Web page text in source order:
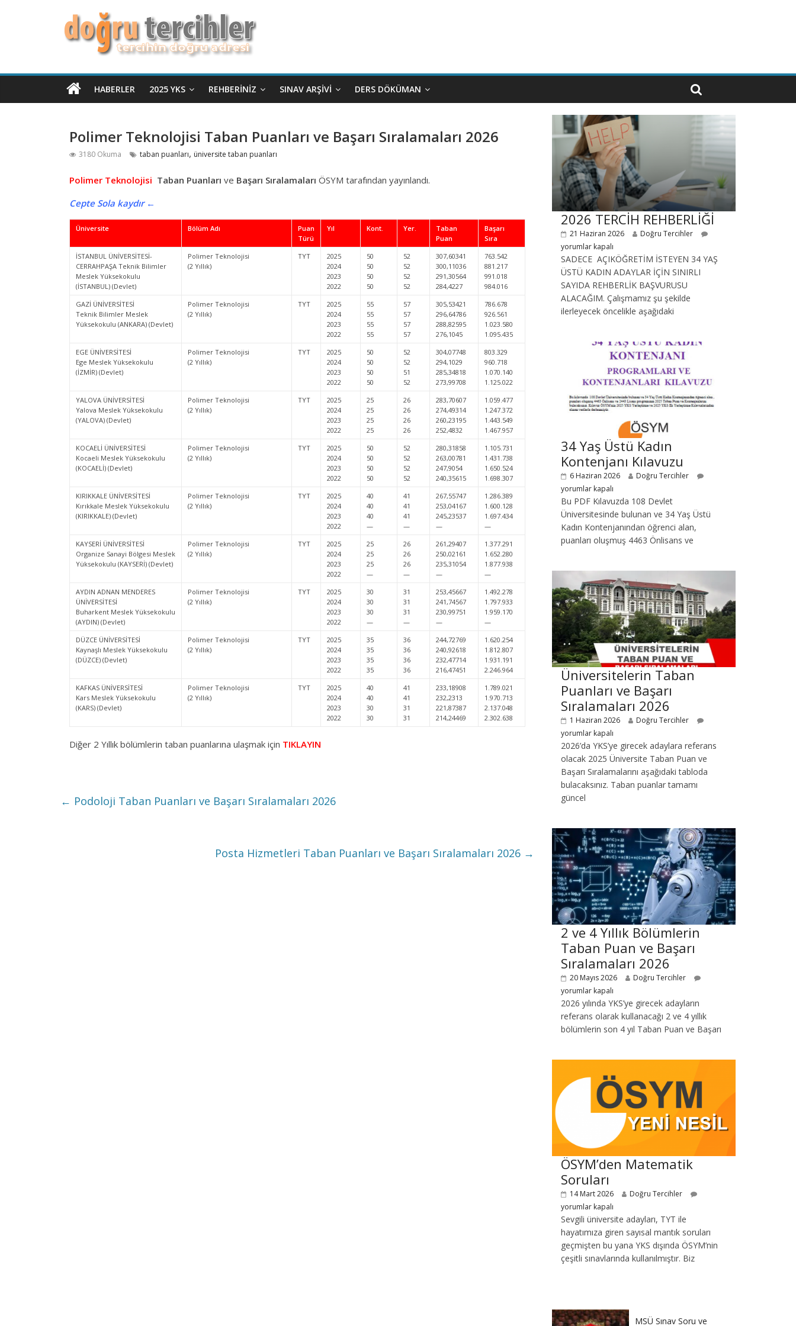
HABERLER 2025 YKS REHBERINIZ SINAV ARŞIVI DERS DÖKÜMAN
Polimer Teknolojisi Taban Puanları ve Başarı Sıralamaları 2026
3180 Okuma taban puanları, üniversite taban puanları
Polimer Teknolojisi Taban Puanları ve Başarı Sıralamaları ÖSYM tarafından yayınlandı.
Cepte Sola kaydır ←
Üniversite Bölüm Adı
Puan
Türü
Yıl Kont. Yer.
Taban
Puan
Başarı
Sıra
İSTANBUL ÜNİVERSİTESİ-
CERRAHPAŞA Teknik Bilimler
Meslek Yüksekokulu
(İSTANBUL) (Devlet)
Polimer Teknolojisi
(2 Yıllık)
TYT
2025
2024
2023
2022
50
50
50
50
52
52
52
52
307,60341
300,11036
291,30564
284,4227
763.542
881.217
991.018
984.016
GAZİ ÜNİVERSİTESİ
Teknik Bilimler Meslek
Yüksekokulu (ANKARA) (Devlet)
Polimer Teknolojisi
(2 Yıllık)
TYT
2025
2024
2023
2022
55
55
55
55
57
57
57
57
305,53421
296,64786
288,82595
276,1045
786.678
926.561
1.023.580
1.095.435
EGE ÜNİVERSİTESİ
Ege Meslek Yüksekokulu
(İZMİR) (Devlet)
Polimer Teknolojisi
(2 Yıllık)
TYT
2025
2024
2023
2022
50
50
50
50
52
52
51
52
304,07748
294,1029
285,34818
273,99708
803.329
960.718
1.070.140
1.125.022
YALOVA ÜNİVERSİTESİ
Yalova Meslek Yüksekokulu
(YALOVA) (Devlet)
Polimer Teknolojisi
(2 Yıllık)
TYT
2025
2024
2023
2022
25
25
25
25
26
26
26
26
283,70607
274,49314
260,23195
252,4832
1.059.477
1.247.372
1.443.549
1.467.957
KOCAELİ ÜNİVERSİTESİ
Kocaeli Meslek Yüksekokulu
(KOCAELİ) (Devlet)
Polimer Teknolojisi
(2 Yıllık)
TYT
2025
2024
2023
2022
50
50
50
50
52
52
52
52
280,31858
263,00781
247,9054
240,35615
1.105.731
1.431.738
1.650.524
1.698.307
KIRIKKALE ÜNİVERSİTESİ
Kırıkkale Meslek Yüksekokulu
(KIRIKKALE) (Devlet)
Polimer Teknolojisi
(2 Yıllık)
TYT
2025
2024
2023
2022
40
40
40
—
41
41
41
—
267,55747
253,04167
245,23537
—
1.286.389
1.600.128
1.697.434
—
KAYSERİ ÜNİVERSİTESİ
Organize Sanayi Bölgesi Meslek
Yüksekokulu (KAYSERİ) (Devlet)
Polimer Teknolojisi
(2 Yıllık)
TYT
2025
2024
2023
2022
25
25
25
—
26
26
26
—
261,29407
250,02161
235,31054
—
1.377.291
1.652.280
1.877.938
—
AYDIN ADNAN MENDERES
ÜNİVERSİTESİ
Buharkent Meslek Yüksekokulu
(AYDIN) (Devlet)
Polimer Teknolojisi
(2 Yıllık)
TYT
2025
2024
2023
2022
30
30
30
—
31
31
31
—
253,45667
241,74567
230,99751
—
1.492.278
1.797.933
1.959.170
—
DÜZCE ÜNİVERSİTESİ
Kaynaşlı Meslek Yüksekokulu
(DÜZCE) (Devlet)
Polimer Teknolojisi
(2 Yıllık)
TYT
2025
2024
2023
2022
35
35
35
35
36
36
36
36
244,72769
240,92618
232,47714
216,47451
1.620.254
1.812.807
1.931.191
2.246.964
KAFKAS ÜNİVERSİTESİ
Kars Meslek Yüksekokulu
(KARS) (Devlet)
Polimer Teknolojisi
(2 Yıllık)
TYT
2025
2024
2023
2022
40
40
30
30
41
41
31
31
233,18908
232,2313
221,87387
214,24469
1.789.021
1.970.713
2.137.048
2.302.638
Diğer 2 Yıllık bölümlerin taban puanlarına ulaşmak için TIKLAYIN
← Podoloji Taban Puanları ve Başarı Sıralamaları 2026
Posta Hizmetleri Taban Puanları ve Başarı Sıralamaları 2026 →
2026 TERCİH REHBERLİĞİ
21 Haziran 2026
Doğru Tercihler
yorumlar kapalı
SADECE AÇIKÖĞRETİM İSTEYEN 34 YAŞ
ÜSTÜ KADIN ADAYLAR İÇİN SINIRLI
SAYIDA REHBERLİK BAŞVURUSU
ALACAĞIM. Çalışmamız şu şekilde
ilerleyecek öncelikle aşağıdaki
34 Yaş Üstü Kadın
Kontenjanı Kılavuzu
6 Haziran 2026
Doğru Tercihler
yorumlar kapalı
Bu PDF Kılavuzda 108 Devlet
Üniversitesinde bulunan ve 34 Yaş Üstü
Kadın Kontenjanından öğrenci alan,
puanları oluşmuş 4463 Önlisans ve
Üniversitelerin Taban
Puanları ve Başarı
Sıralamaları 2026
1 Haziran 2026
Doğru Tercihler
yorumlar kapalı
2026’da YKS’ye girecek adaylara referans
olacak 2025 Üniversite Taban Puan ve
Başarı Sıralamalarını aşağıdaki tabloda
bulacaksınız. Taban puanlar tamamı
güncel
2 ve 4 Yıllık Bölümlerin
Taban Puan ve Başarı
Sıralamaları 2026
20 Mayıs 2026
Doğru Tercihler
yorumlar kapalı
2026 yılında YKS’ye girecek adayların
referans olarak kullanacağı 2 ve 4 yıllık
bölümlerin son 4 yıl Taban Puan ve Başarı
ÖSYM’den Matematik
Soruları
14 Mart 2026
Doğru Tercihler
yorumlar kapalı
Sevgili üniversite adayları, TYT ile
hayatımıza giren sayısal mantık soruları
geçmişten bu yana YKS dışında ÖSYM’nin
çeşitli sınavlarında kullanılmıştır. Biz
MSÜ Sınav Soru ve